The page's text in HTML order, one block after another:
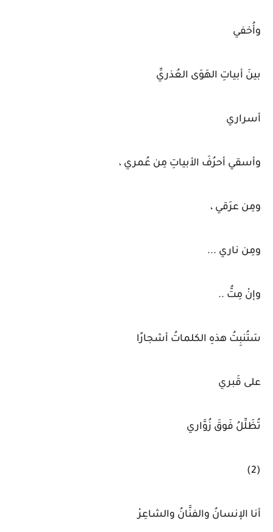
وأُخفي
بينَ أبياتِ الهَوَى العُذريِّ
أسراري
وأسقي أحرُفَ الأبياتِ مِن عُمري ،
ومِن عرَقي ،
ومِن ناري ...
وإنْ مِتُّ ..
سَتُنبِتُ هذهِ الكلماتُ أشجارًا
على قَبري
تُظَلِّلُ فَوقَ زُوَّاري
(2)
أنا الإنسانُ والفنَّانُ والشاعِرْ